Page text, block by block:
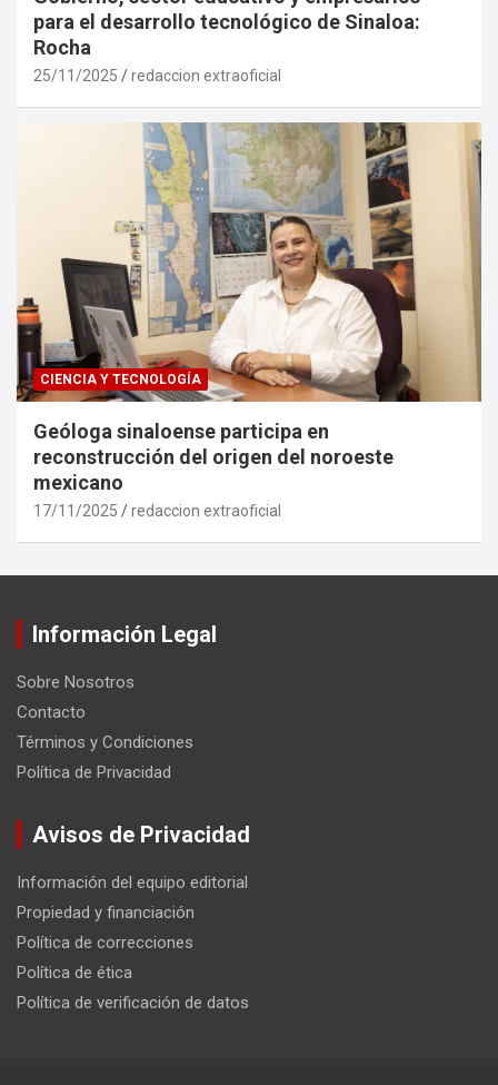
para el desarrollo tecnológico de Sinaloa:
Rocha
25/11/2025 redaccion extraoficial
CIENCIA Y TECNOLOGÍA
Geóloga sinaloense participa en
reconstrucción del origen del noroeste
mexicano
17/11/2025 redaccion extraoficial
Información Legal
Sobre Nosotros
Contacto
Términos y Condiciones
Política de Privacidad
Avisos de Privacidad
Información del equipo editorial
Propiedad y financiación
Política de correcciones
Política de ética
Política de verificación de datos